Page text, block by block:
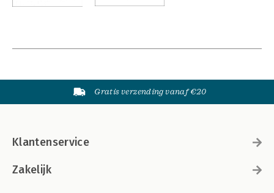
Gratis verzending vanaf €20
Klantenservice
Zakelijk